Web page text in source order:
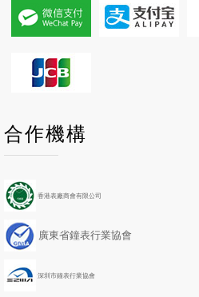
合作機構
香港表廠商會有限公司
廣東省鐘表行業協會
深圳市鐘表行業協會
r
e
o
s
a
r
e
i
o
u
s
M
o
n
N
e
x
Y
e
a
r
N
e
x